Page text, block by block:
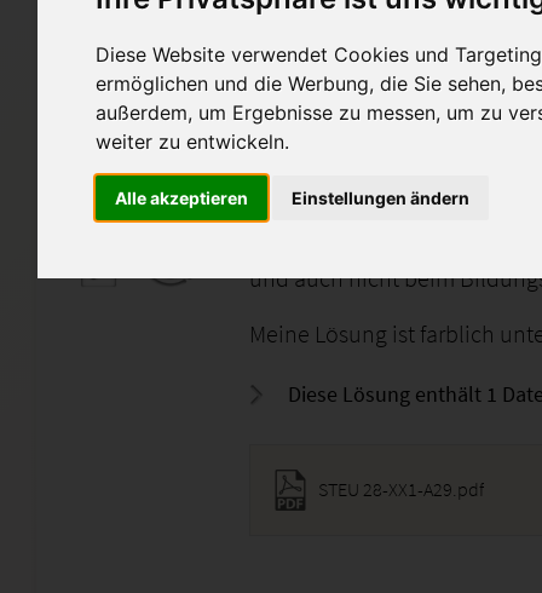
Diese Website verwendet Cookies und
ermöglichen und die Werbung, die Sie sehen,
außerdem, um Ergebnisse zu messen, um zu
weiter zu entwickeln.
Alle akzeptieren Einstellungen ändern
Finanzwesen
Praxiswissen Steuerrecht
Ich biete hier eine
ESA an. Benotung Note: 1,0
Bitte verwendet die
und auch nicht beim
Meine Lösung ist farblich
Diese Lösung enthält 1
STEU 28-XX1-A29.pdf